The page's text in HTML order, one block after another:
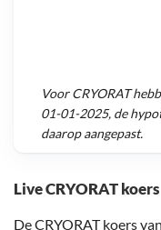
Live CRYORAT koers
De CRYORAT koers
VoorCRYORAT
01-01-2025, de
daarop aangepast.